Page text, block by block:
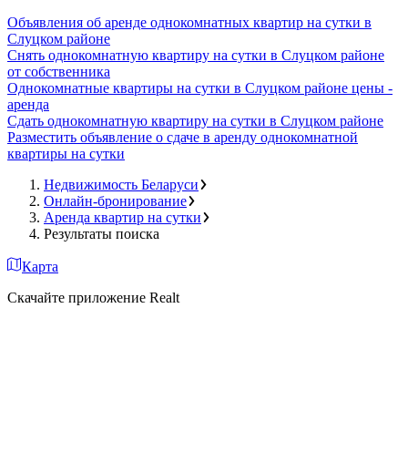
Объявления об аренде однокомнатных квартир на сутки в
Слуцком районе
Снять однокомнатную квартиру на сутки в Слуцком районе
от собственника
Однокомнатные квартиры на сутки в Слуцком районе цены -
аренда
Сдать однокомнатную квартиру на сутки в Слуцком районе
Разместить объявление о сдаче в аренду однокомнатной
квартиры на сутки
Недвижимость Беларуси
Онлайн-бронирование
Аренда квартир на сутки
Результаты поиска
Карта
Скачайте приложение Realt